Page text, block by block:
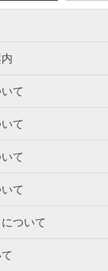
て
て
て
て
ついて